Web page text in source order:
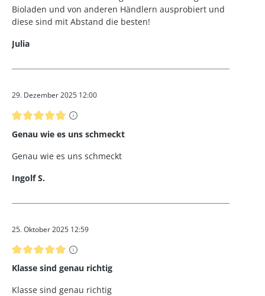
Bioladen und von anderen Händlern ausprobiert und
diese sind mit Abstand die besten!
Julia
29. Dezember 2025 12:00
Bewertung mit 5 von 5 Sternen
Genau wie es uns schmeckt
Genau wie es uns schmeckt
Ingolf S.
25. Oktober 2025 12:59
Bewertung mit 5 von 5 Sternen
Klasse sind genau richtig
Klasse sind genau richtig